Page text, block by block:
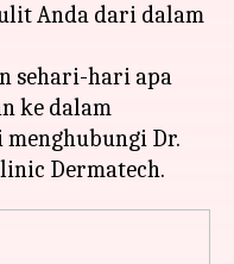
Anda dari dalam
sehari-hari apa
ke dalam
Dr.